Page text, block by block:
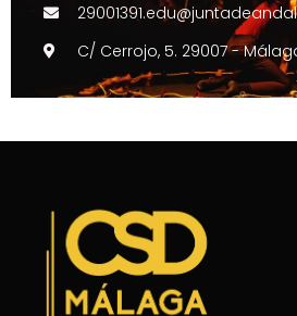
C/ Cerrojo, 5. 29007 -